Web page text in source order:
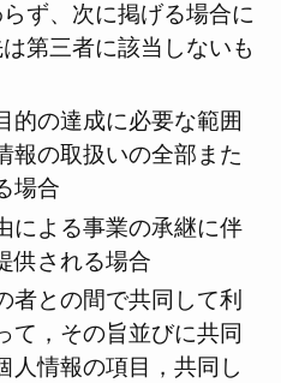
ず、次に掲げる場合に
第三者に該当しないも
的の達成に必要な範囲
報の取扱いの全部また
場合
による事業の承継に伴
供される場合
者との間で共同して利
て，その旨並びに共同
人情報の項目，共同し